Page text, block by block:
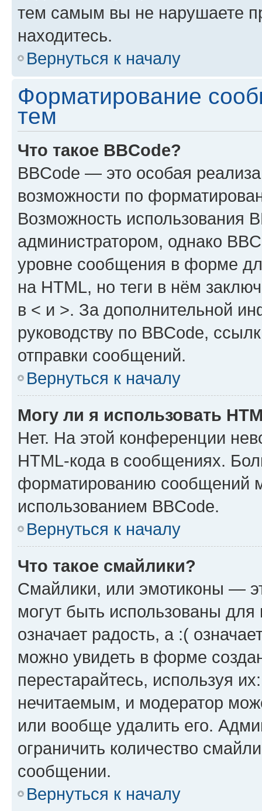
тем самым вы не нарушаете
находитесь.
Вернуться к началу
Форматирование
тем
Что такое BBCode?
BBCode — это особая
возможности по
Возможность использования
администратором, однако
уровне сообщения в форме
на HTML, но теги в нём
в < и >. За дополнительной
руководству по BBCode,
отправки сообщений.
Вернуться к началу
Могу ли я использовать
Нет. На этой конференции
HTML-кода в сообщениях.
форматированию сообщений
использованием BBCode.
Вернуться к началу
Что такое смайлики?
Смайлики, или эмотиконы —
могут быть использованы
означает радость, а :(
можно увидеть в форме
перестарайтесь, используя
нечитаемым, и модератор
или вообще удалить его.
ограничить количество
сообщении.
Вернуться к началу